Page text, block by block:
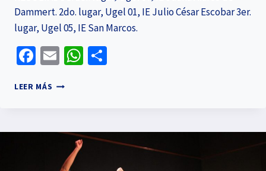
Dammert. 2do. lugar, Ugel 01, IE Julio César Escobar 3er.
lugar, Ugel 05, IE San Marcos.
Facebook
EmailWhatsApp
LEER MÁS